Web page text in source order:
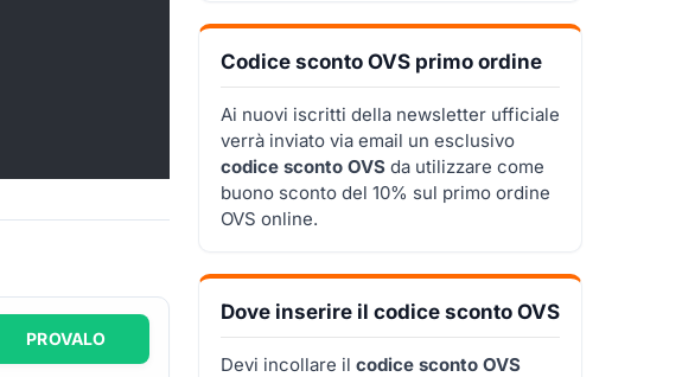
PROVALO
Codice sconto OVS primo ordine
Ai nuovi iscritti della newsletter ufficiale
verrà inviato via email un esclusivo
codice sconto OVS da utilizzare come
buono sconto del 10% sul primo ordine
OVS online.
Dove inserire il codice sconto OVS
Devi incollare il codice sconto OVS